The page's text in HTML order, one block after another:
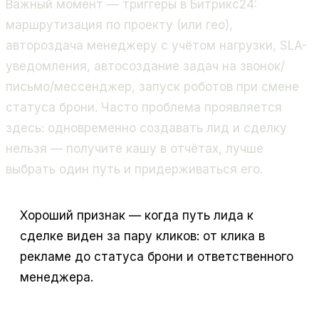
Важный момент — триггеры в Битрикс24:
маршрутизация по проекту (или гео),
автороздача менеджеру с учётом нагрузки, SLA-
уведомления, автосоздание задач на звонок/
письмо/мессенджер, запуск роботов при смене
статуса брони. Часто проблема проявляется
здесь: одновременно создавать лид и сделку
нельзя — получите кашу в отчётах, лучше
выбрать один путь и придерживаться его.
Хороший признак — когда путь лида к
сделке виден за пару кликов: от клика в
рекламе до статуса брони и ответственного
менеджера.